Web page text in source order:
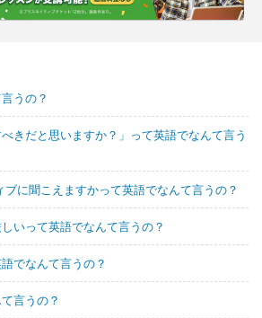
うの？
きだと思いますか？」って英語でなんて言う
ブに聞こえますかって英語でなんて言うの？
いって英語でなんて言うの？
でなんて言うの？
言うの？